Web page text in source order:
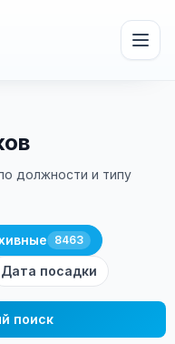
должности и типу
8463
Дата посадки
поиск